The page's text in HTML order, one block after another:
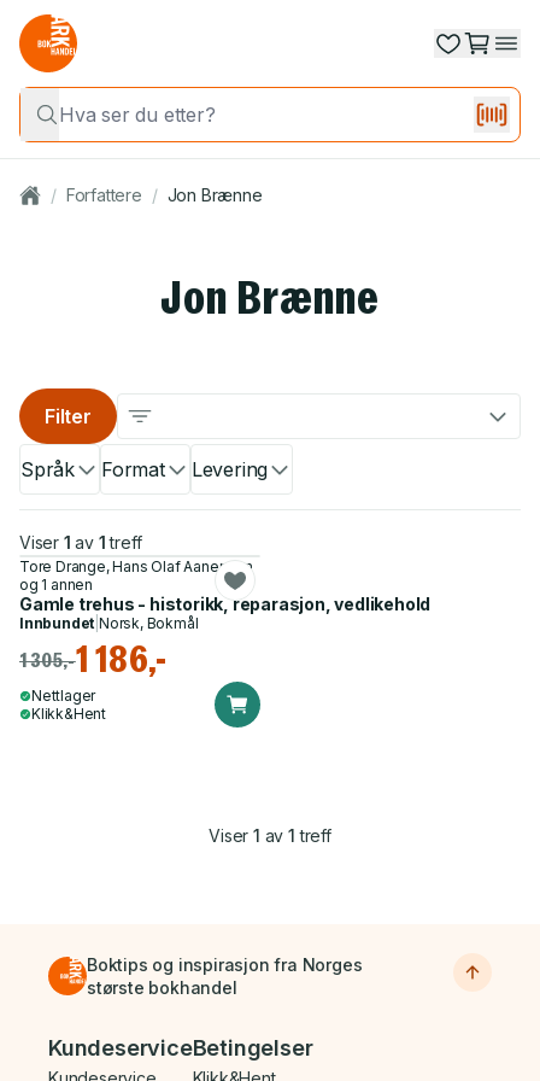
/ Forfattere / Jon Brænne
Jon Brænne
Språk Format Levering
Filter
Viser 1 av 1 treff
Tore Drange, Hans Olaf Aanensen
og 1 annen
Gamle trehus - historikk, reparasjon, vedlikehold
Innbundet |Norsk, Bokmål
1 305,-1 186,-
Nettlager
Klikk&Hent
Viser1 av 1 treff
Boktips og inspirasjon fra Norges
største bokhandel
Bunnmeny
KundeserviceBetingelser